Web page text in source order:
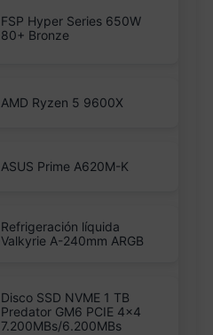
FSP Hyper Series 650W
80+ Bronze
AMD Ryzen 5 9600X
ASUS Prime A620M-K
Refrigeración líquida
Valkyrie A-240mm ARGB
Disco SSD NVME 1 TB
Predator GM6 PCIE 4×4
7.200MBs/6.200MBs